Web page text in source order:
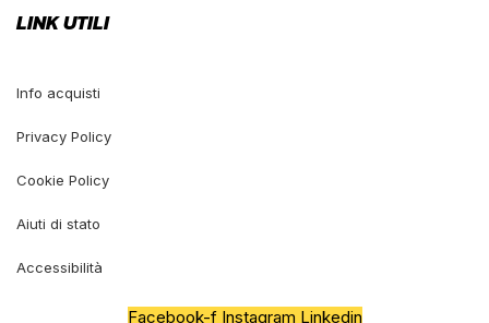
LINK UTILI
Info acquisti
Privacy Policy
Cookie Policy
Aiuti di stato
Accessibilità
Facebook-f Instagram Linkedin